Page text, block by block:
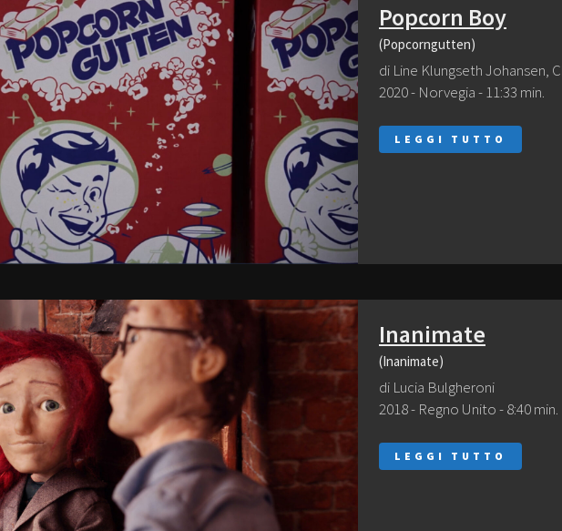
Popcorn Boy
(Popcorngutten)
di Line Klungseth Johansen,
2020 - Norvegia - 11:33 min.
LEGGI TUTTO
Inanimate
(Inanimate)
di Lucia Bulgheroni
2018 - Regno Unito - 8:40 min.
LEGGI TUTTO